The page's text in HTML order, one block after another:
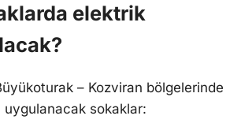
elektrik
– Kozviran bölgelerinde
sokaklar: